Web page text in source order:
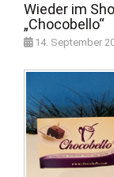
Wieder im
„Chocobello“
14. September